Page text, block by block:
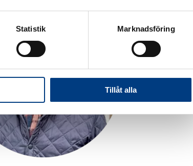
Statistik Marknadsföring
Tillåt alla